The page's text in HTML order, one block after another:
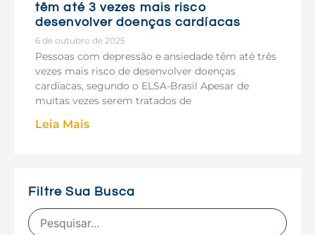
têm até 3 vezes mais risco
desenvolver doenças cardíacas
6 de outubro de 2025
Pessoas com depressão e ansiedade têm até três
vezes mais risco de desenvolver doenças
cardíacas, segundo o ELSA-Brasil Apesar de
muitas vezes serem tratados de
Leia Mais
Filtre Sua Busca